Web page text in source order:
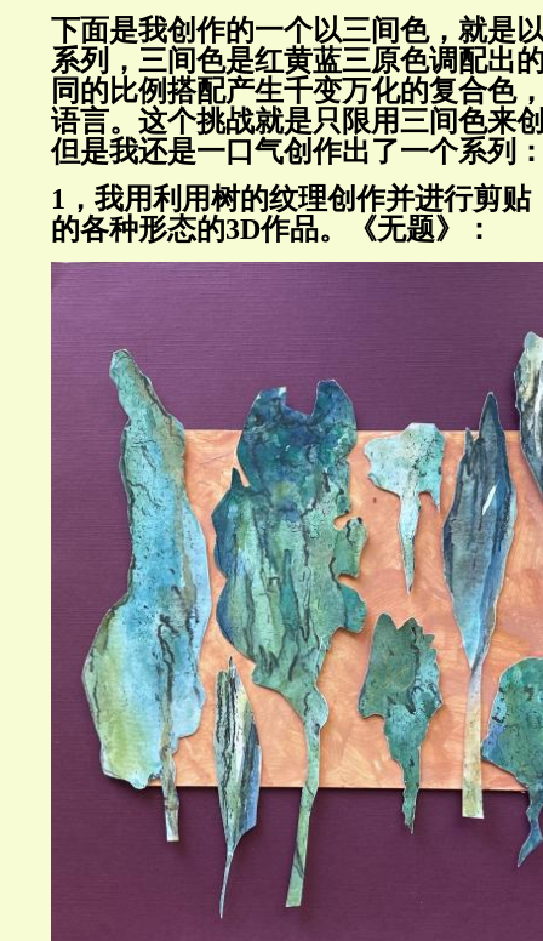
下面是我创作的一个以三间色，就是
系列，三间色是红黄蓝三原色调配出
同的比例搭配产生千变万化的复合色
语言。这个挑战就是只限用三间色来
但是我还是一口气创作出了一个系列
1，我用利用树的纹理创作并进行剪
的各种形态的3D作品。《无题》：